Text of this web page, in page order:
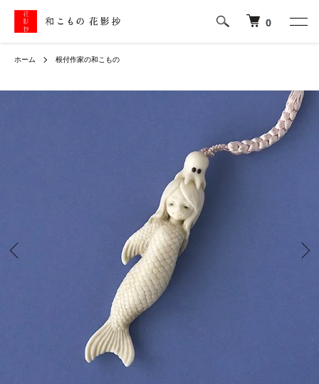
0
ホーム 根付作家の和こもの